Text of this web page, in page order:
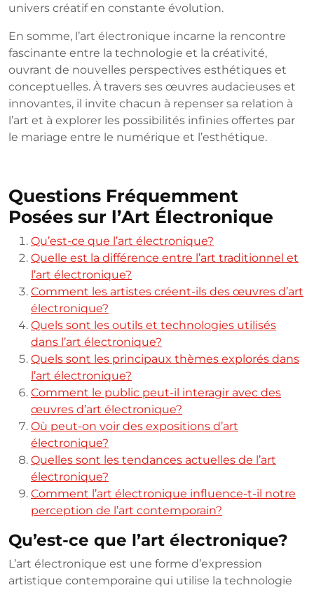
univers créatif en constante évolution.
En somme, l’art électronique incarne la rencontre
fascinante entre la technologie et la créativité,
ouvrant de nouvelles perspectives esthétiques et
conceptuelles. À travers ses œuvres audacieuses et
innovantes, il invite chacun à repenser sa relation à
l’art et à explorer les possibilités infinies offertes par
le mariage entre le numérique et l’esthétique.
Questions Fréquemment
Posées sur l’Art Électronique
Qu’est-ce que l’art électronique?
Quelle est la différence entre l’art traditionnel et
l’art électronique?
Comment les artistes créent-ils des œuvres d’art
électronique?
Quels sont les outils et technologies utilisés
dans l’art électronique?
Quels sont les principaux thèmes explorés dans
l’art électronique?
Comment le public peut-il interagir avec des
œuvres d’art électronique?
Où peut-on voir des expositions d’art
électronique?
Quelles sont les tendances actuelles de l’art
électronique?
Comment l’art électronique influence-t-il notre
perception de l’art contemporain?
Qu’est-ce que l’art électronique?
L’art électronique est une forme d’expression
artistique contemporaine qui utilise la technologie